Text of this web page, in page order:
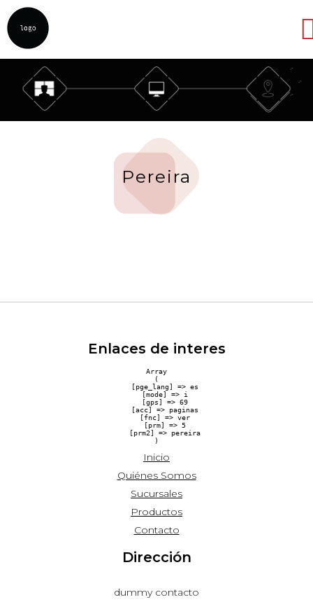
Pereira
Enlaces de interes
Array
(
    [pge_lang] => es
    [mode] => i
    [gps] => 69
    [acc] => paginas
    [fnc] => ver
    [prm] => 5
    [prm2] => pereira
Inicio
Quiénes Somos
Sucursales
Productos
Contacto
Dirección
dummy contacto